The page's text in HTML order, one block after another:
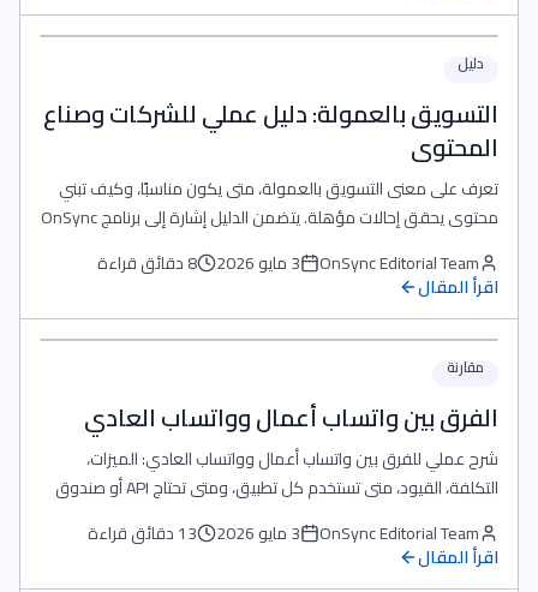
دليل
التسويق بالعمولة: دليل عملي للشركات وصناع
المحتوى
تعرف على معنى التسويق بالعمولة، متى يكون مناسبًا، وكيف تبني
محتوى يحقق إحالات مؤهلة. يتضمن الدليل إشارة إلى برنامج OnSync
OnSync Editorial Team 3 مايو 2026 8 دقائق قراءة
اقرأ المقال
مقارنة
الفرق بين واتساب أعمال وواتساب العادي
شرح عملي للفرق بين واتساب أعمال وواتساب العادي: الميزات،
التكلفة، القيود، متى تستخدم كل تطبيق، ومتى تحتاج API أو صندوق
OnSync Editorial Team 3 مايو 2026 13 دقائق قراءة
اقرأ المقال